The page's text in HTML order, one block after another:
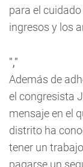
para el
ingresos y los
","
Además de
el congresista
mensaje en el
distrito ha
tener un
pagarse un